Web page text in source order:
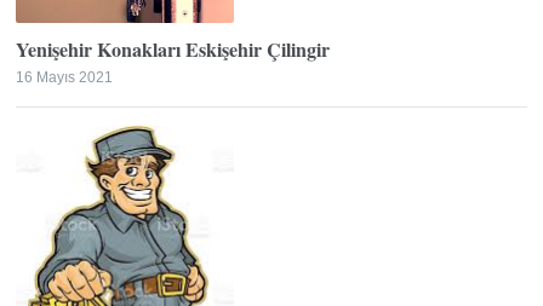
Yenişehir Konakları Eskişehir Çilingir
16 Mayıs 2021